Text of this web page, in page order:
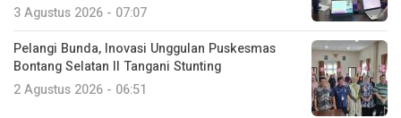
3 Agustus 2026 - 07:07
Pelangi Bunda, Inovasi Unggulan Puskesmas
Bontang Selatan II Tangani Stunting
2 Agustus 2026 - 06:51